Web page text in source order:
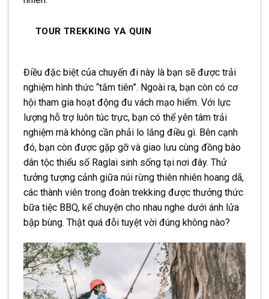
TOUR TREKKING YA QUIN
Điều đặc biệt của chuyến đi này là bạn sẽ được trải
nghiệm hình thức “tắm tiên”. Ngoài ra, bạn còn có cơ
hội tham gia hoạt động đu vách mạo hiểm. Với lực
lượng hỗ trợ luôn túc trực, bạn có thể yên tâm trải
nghiệm mà không cần phải lo lắng điều gì. Bên cạnh
đó, bạn còn được gặp gỡ và giao lưu cùng đồng bào
dân tộc thiểu số Raglai sinh sống tại nơi đây. Thử
tưởng tượng cảnh giữa núi rừng thiên nhiên hoang dã,
các thành viên trong đoàn trekking được thưởng thức
bữa tiệc BBQ, kể chuyện cho nhau nghe dưới ánh lửa
bập bùng. Thật quá đỗi tuyệt vời đúng không nào?